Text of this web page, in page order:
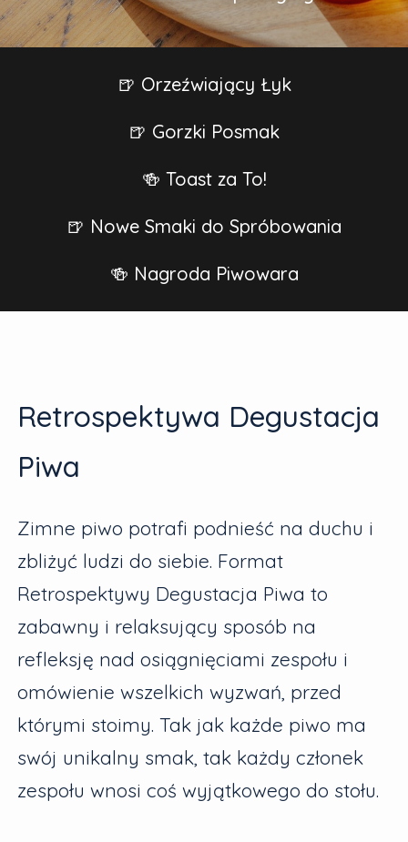
🍺 Orzeźwiający Łyk
🍺 Gorzki Posmak
🍻 Toast za To!
🍺 Nowe Smaki do Spróbowania
🍻 Nagroda Piwowara
Retrospektywa Degustacja
Piwa
Zimne piwo potrafi podnieść na duchu i
zbliżyć ludzi do siebie. Format
Retrospektywy Degustacja Piwa to
zabawny i relaksujący sposób na
refleksję nad osiągnięciami zespołu i
omówienie wszelkich wyzwań, przed
którymi stoimy. Tak jak każde piwo ma
swój unikalny smak, tak każdy członek
zespołu wnosi coś wyjątkowego do stołu.